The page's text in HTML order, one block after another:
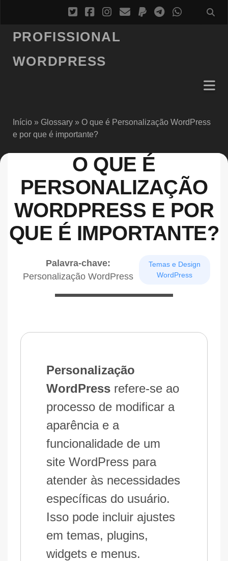
PROFISSIONAL
WORDPRESS
Início» Glossary» O que é Personalização WordPress
e por que é importante?
O QUE É
PERSONALIZAÇÃO
WORDPRESS E POR
QUE É IMPORTANTE?
Palavra-chave:
Personalização WordPress
Temas e Design
WordPress
Personalização
WordPress refere-se ao
processo de modificar a
aparência e a
funcionalidade de um
site WordPress para
atender às necessidades
específicas do usuário.
Isso pode incluir ajustes
em temas, plugins,
widgets e menus.